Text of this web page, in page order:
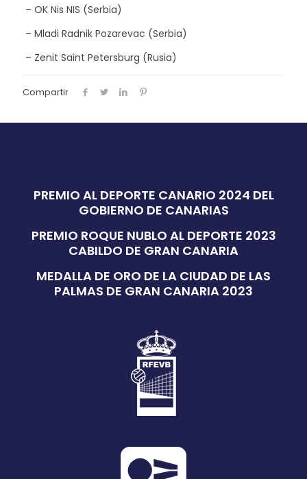
– OK Nis NIS (Serbia)
– Mladi Radnik Pozarevac (Serbia)
– Zenit Saint Petersburg (Rusia)
Compartir
PREMIO AL DEPORTE CANARIO 2024 DEL
GOBIERNO DE CANARIAS
PREMIO ROQUE NUBLO AL DEPORTE 2023
CABILDO DE GRAN CANARIA
MEDALLA DE ORO DE LA CIUDAD DE LAS
PALMAS DE GRAN CANARIA 2023